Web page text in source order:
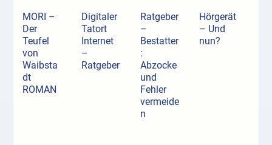
MORI –
Der
Teufel
von
Waibsta
dt
ROMAN
Digitaler
Tatort
Internet
–
Ratgeber
Ratgeber
–
Bestatter
:
Abzocke
und
Fehler
vermeide
n
Hörgerät
– Und
nun?